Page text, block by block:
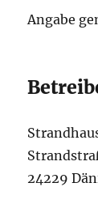
Angabe
24229